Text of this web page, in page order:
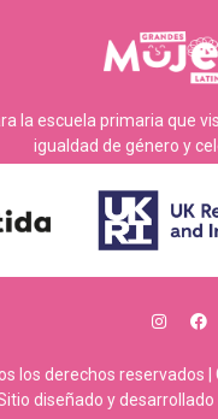
la escuela primaria que
igualdad de género y
los derechos reservados
diseñado y desarrollado